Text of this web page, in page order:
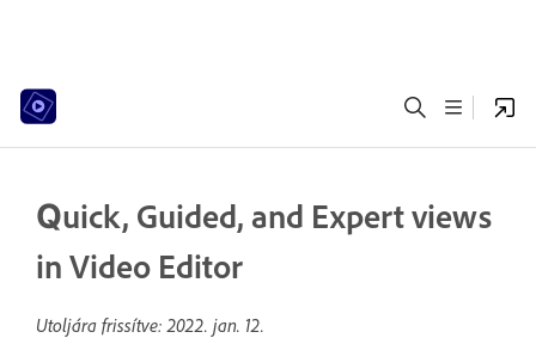
Quick, Guided, and Expert views
in Video Editor
Utoljára frissítve:2022. jan. 12.